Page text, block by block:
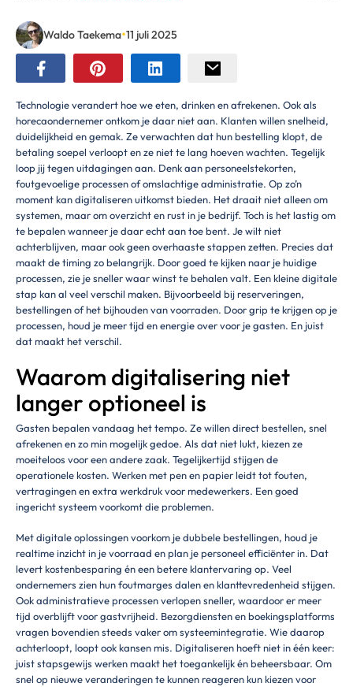
Waldo Taekema•11 juli 2025
Technologie verandert hoe we eten, drinken en afrekenen. Ook als
horecaondernemer ontkom je daar niet aan. Klanten willen snelheid,
duidelijkheid en gemak. Ze verwachten dat hun bestelling klopt, de
betaling soepel verloopt en ze niet te lang hoeven wachten. Tegelijk
loop jij tegen uitdagingen aan. Denk aan personeelstekorten,
foutgevoelige processen of omslachtige administratie. Op zo’n
moment kan digitaliseren uitkomst bieden. Het draait niet alleen om
systemen, maar om overzicht en rust in je bedrijf. Toch is het lastig om
te bepalen wanneer je daar echt aan toe bent. Je wilt niet
achterblijven, maar ook geen overhaaste stappen zetten. Precies dat
maakt de timing zo belangrijk. Door goed te kijken naar je huidige
processen, zie je sneller waar winst te behalen valt. Een kleine digitale
stap kan al veel verschil maken. Bijvoorbeeld bij reserveringen,
bestellingen of het bijhouden van voorraden. Door grip te krijgen op je
processen, houd je meer tijd en energie over voor je gasten. En juist
dat maakt het verschil.
Waarom digitalisering niet
langer optioneel is
Gasten bepalen vandaag het tempo. Ze willen direct bestellen, snel
afrekenen en zo min mogelijk gedoe. Als dat niet lukt, kiezen ze
moeiteloos voor een andere zaak. Tegelijkertijd stijgen de
operationele kosten. Werken met pen en papier leidt tot fouten,
vertragingen en extra werkdruk voor medewerkers. Een goed
ingericht systeem voorkomt die problemen.
Met digitale oplossingen voorkom je dubbele bestellingen, houd je
realtime inzicht in je voorraad en plan je personeel efficiënter in. Dat
levert kostenbesparing én een betere klantervaring op. Veel
ondernemers zien hun foutmarges dalen en klanttevredenheid stijgen.
Ook administratieve processen verlopen sneller, waardoor er meer
tijd overblijft voor gastvrijheid. Bezorgdiensten en boekingsplatforms
vragen bovendien steeds vaker om systeemintegratie. Wie daarop
achterloopt, loopt ook kansen mis. Digitaliseren hoeft niet in één keer:
juist stapsgewijs werken maakt het toegankelijk én beheersbaar. Om
snel op nieuwe veranderingen te kunnen reageren kun kiezen voor